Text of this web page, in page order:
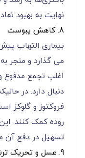
نهایت به بهبود
8. کاهش یبوست
بیماری التهاب
می گذارد و منجر
اغلب تجمع مدفوع
دنبال دارد. در
فروکتوز و گلوکز
روده کمک کنند.
تسهیل در دفع آن
9. عسل و تحریک ترشح مخاط روده